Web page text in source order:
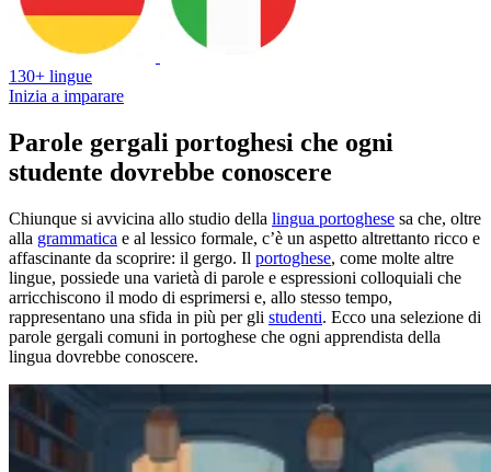
130+ lingue
Inizia a imparare
Parole gergali portoghesi che ogni
studente dovrebbe conoscere
Chiunque si avvicina allo studio della lingua portoghese sa che, oltre
alla grammatica e al lessico formale, c’è un aspetto altrettanto ricco e
affascinante da scoprire: il gergo. Il portoghese, come molte altre
lingue, possiede una varietà di parole e espressioni colloquiali che
arricchiscono il modo di esprimersi e, allo stesso tempo,
rappresentano una sfida in più per gli studenti. Ecco una selezione di
parole gergali comuni in portoghese che ogni apprendista della
lingua dovrebbe conoscere.